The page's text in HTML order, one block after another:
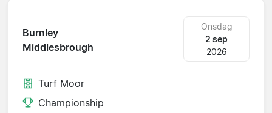
Burnley
Middlesbrough
Onsdag
2 sep
2026
Turf Moor
Championship